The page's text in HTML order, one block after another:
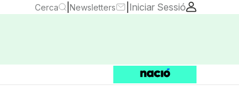
Cerca Newsletters Iniciar Sessió